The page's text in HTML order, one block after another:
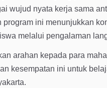
wujud nyata kerja sama
program ini menunjukkan
melalui pengalaman
arahan kepada para
kesempatan ini untuk